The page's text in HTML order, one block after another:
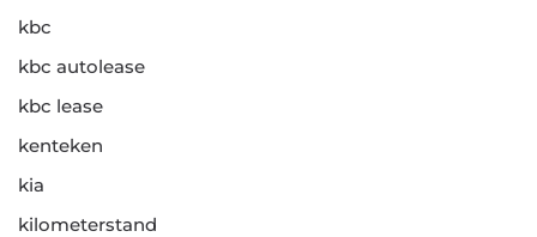
kbc
kbc autolease
kbc lease
kenteken
kia
kilometerstand